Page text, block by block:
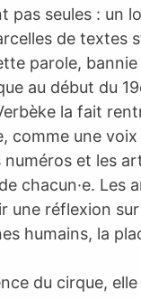
pas seules : un
de textes
parole,
au début du
la fait
comme une voix
numéros et les
chacun·e. Les
une réflexion
humains, la
du cirque,